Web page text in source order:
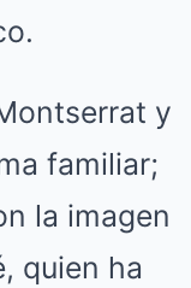
y
familiar;
la imagen
quien ha